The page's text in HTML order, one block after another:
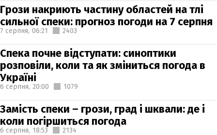
Грози накриють частину областей на тлі
сильної спеки: прогноз погоди на 7 серпня
7 серпня, 06:21 2403
Спека почне відступати: синоптики
розповіли, коли та як зміниться погода в
Україні
6 серпня, 20:00 1079
Замість спеки – грози, град і шквали: де і
коли погіршиться погода
6 серпня, 18:53 2134